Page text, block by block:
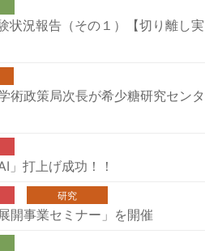
状況報告（その１）【切り離し実
術政策局次長が希少糖研究センタ
」打上げ成功！！
研究
開事業セミナー」を開催